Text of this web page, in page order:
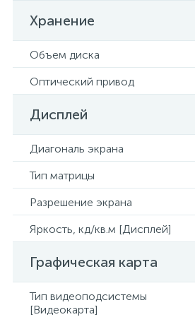
Хранение
Объем диска
Оптический привод
Дисплей
Диагональ экрана
Тип матрицы
Разрешение экрана
Яркость, кд/кв.м [Дисплей]
Графическая карта
Тип видеоподсистемы
[Видеокарта]